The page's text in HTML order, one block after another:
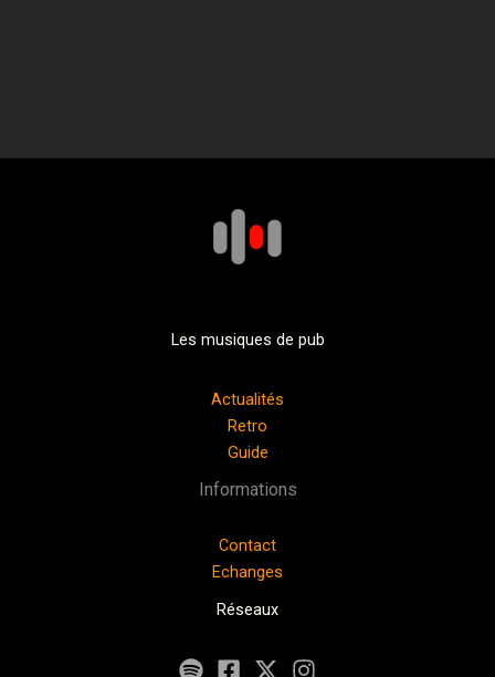
Les musiques de pub
Actualités
Retro
Guide
Informations
Contact
Echanges
Réseaux